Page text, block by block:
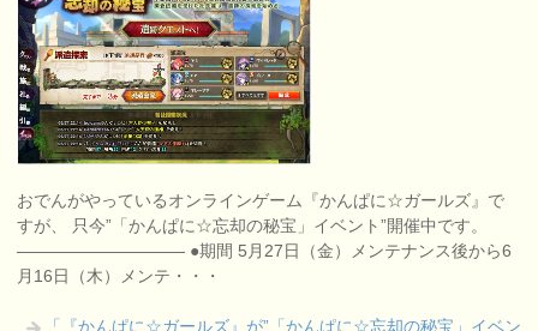
おでんがやっているオンラインゲーム『かんぱに☆ガールズ』で
すが、 只今”「かんぱに☆忘却の秘宝」イベント”開催中です。
—————————— ●期間 5月27日（金）メンテナンス後から6
月16日（木）メンテ・・・
「『かんぱに☆ガールズ』が”「かんぱに☆忘却の秘宝」イベン